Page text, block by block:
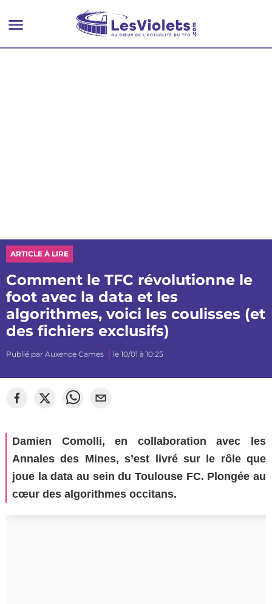
ARTICLE À LIRE
Comment le TFC révolutionne le
foot avec la data et les
algorithmes, voici les coulisses (et
des fichiers exclusifs)
Publié par Auxence Cames le 10/01 à 10:25
Damien Comolli, en collaboration avec les
Annales des Mines, s’est livré sur le rôle que
joue la data au sein du Toulouse FC. Plongée au
cœur des algorithmes occitans.